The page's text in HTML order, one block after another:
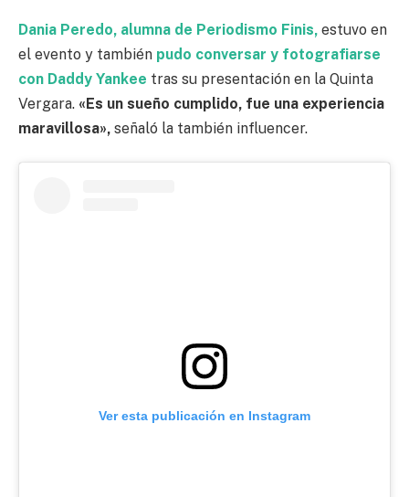
Dania Peredo, alumna de Periodismo Finis, estuvo en
el evento y también pudo conversar y fotografiarse
con Daddy Yankee tras su presentación en la Quinta
Vergara. «Es un sueño cumplido, fue una experiencia
maravillosa», señaló la también influencer.
Ver esta publicación en Instagram